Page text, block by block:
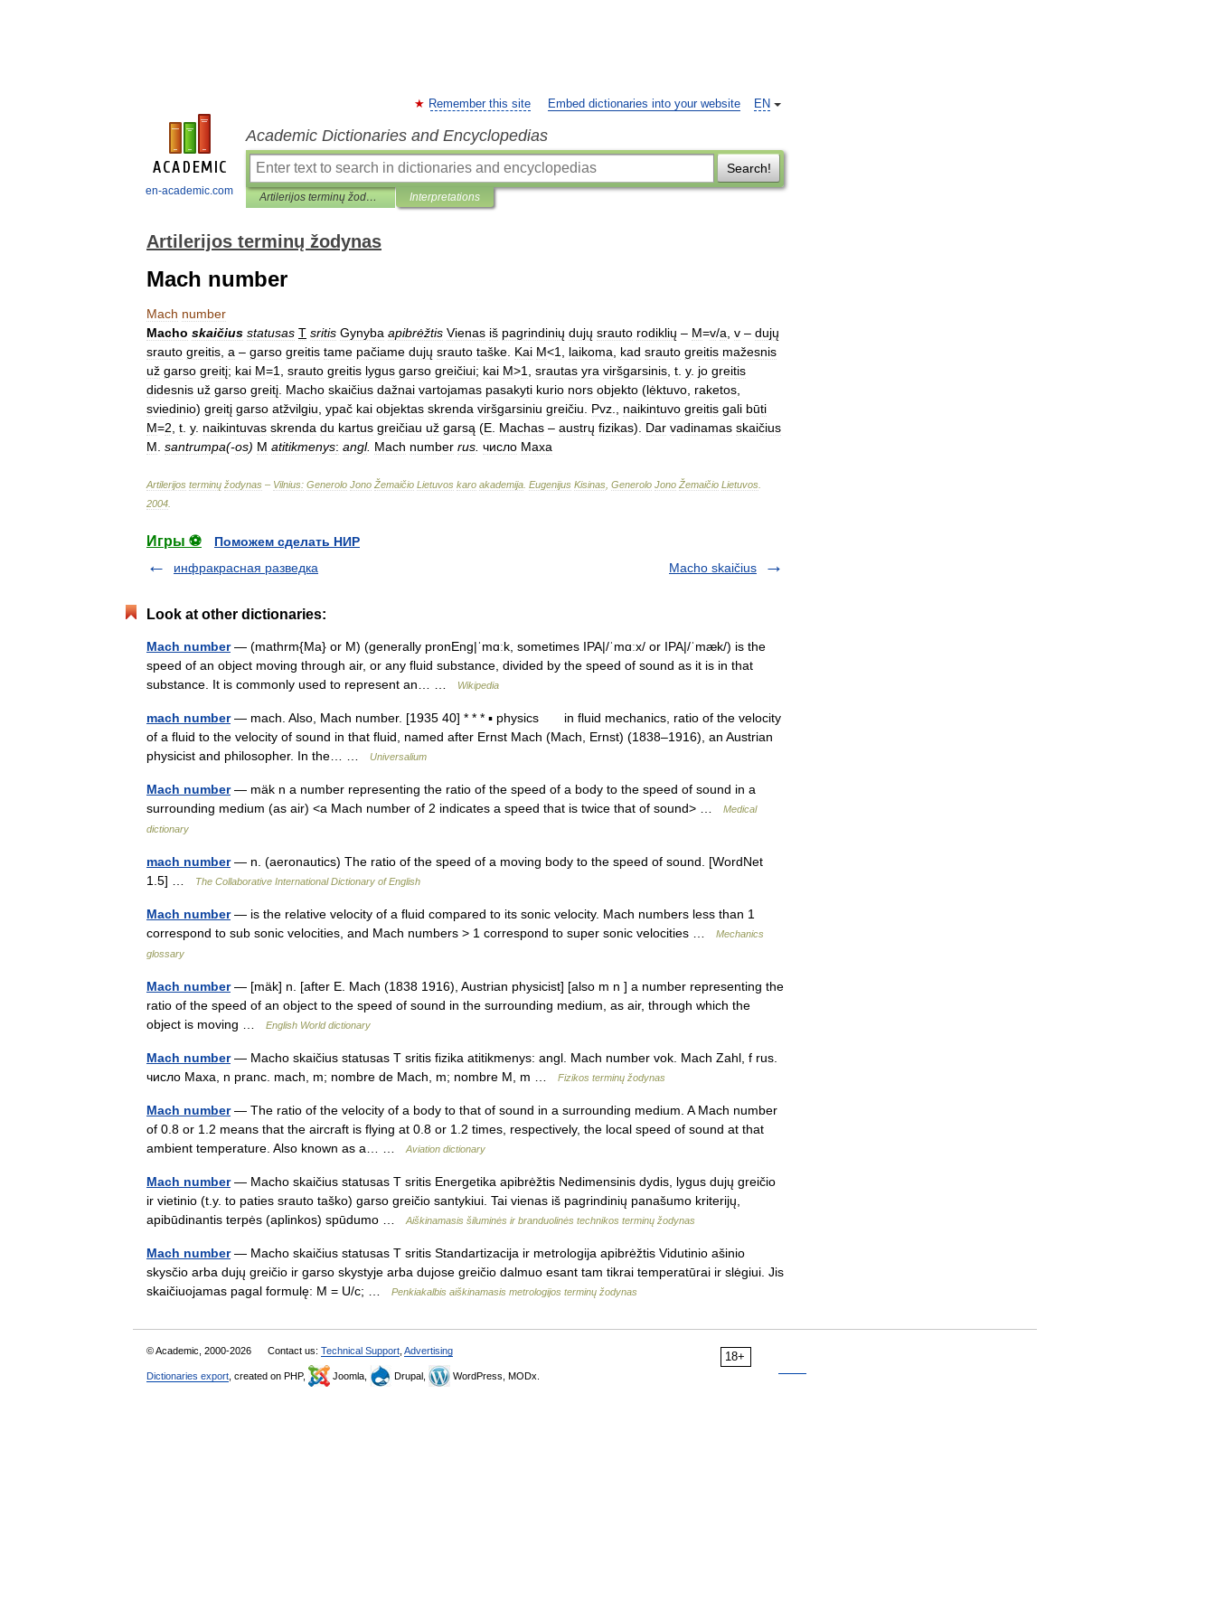
en-academic.com
EN
Remember this site Embed dictionaries into your website
Academic Dictionaries and Encyclopedias
Search!
Artilerijos terminų žodynas Interpretations
Artilerijos terminų žodynas
Mach number
Mach number
Macho skaičius statusas T sritis Gynyba apibrėžtis Vienas iš pagrindinių dujų srauto rodiklių – M=v/a v – dujų
srauto greitis a – garso greitis tame pačiame dujų srauto taške Kai M<1 laikoma kad srauto greitis mažesnis
už garso greitį; kai M=1 srauto greitis lygus garso greičiui; kai M>1 srautas yra viršgarsinis t y. jo greitis
didesnis už garso greitį Macho skaičius dažnai vartojamas pasakyti kurio nors objekto (lėktuvo raketos
sviedinio) greitį garso atžvilgiu ypač kai objektas skrenda viršgarsiniu greičiu Pvz naikintuvo greitis gali būti
M=2 t y. naikintuvas skrenda du kartus greičiau už garsą (E Machas – austrų fizikas). Dar vadinamas skaičius
M santrumpa(-os) M atitikmenys: angl. Mach number rus число Маха
Artilerijos terminų žodynas – Vilnius: Generolo Jono Žemaičio Lietuvos karo akademija Eugenijus Kisinas Generolo Jono Žemaičio Lietuvos
2004
Игры ⚽
Поможем сделать НИР
инфракрасная разведка
Macho skaičius
Look at other dictionaries:
Mach number— (mathrm{Ma} or M) (generally pronEng|ˈmɑːk, sometimes IPA|/ˈmɑːx/ or IPA|/ˈmæk/) is the
speed of an object moving through air, or any fluid substance, divided by the speed of sound as it is in that
substance. It is commonly used to represent an… …
Wikipedia
mach number— mach. Also, Mach number. [1935 40] * * * ▪ physics in fluid mechanics, ratio of the velocity
of a fluid to the velocity of sound in that fluid, named after Ernst Mach (Mach, Ernst) (1838–1916), an Austrian
physicist and philosopher. In the… …
Universalium
Mach number— mäk n a number representing the ratio of the speed of a body to the speed of sound in a
surrounding medium (as air) <a Mach number of 2 indicates a speed that is twice that of sound> …
Medical
dictionary
mach number— n. (aeronautics) The ratio of the speed of a moving body to the speed of sound. [WordNet
1.5] …
The Collaborative International Dictionary of English
Mach number— is the relative velocity of a fluid compared to its sonic velocity. Mach numbers less than 1
correspond to sub sonic velocities, and Mach numbers > 1 correspond to super sonic velocities …
Mechanics
glossary
Mach number— [mäk] n. [after E. Mach (1838 1916), Austrian physicist] [also m n ] a number representing the
ratio of the speed of an object to the speed of sound in the surrounding medium, as air, through which the
object is moving …
English World dictionary
Mach number— Macho skaičius statusas T sritis fizika atitikmenys: angl. Mach number vok. Mach Zahl, f rus.
число Маха, n pranc. mach, m; nombre de Mach, m; nombre M, m …
Fizikos terminų žodynas
Mach number— The ratio of the velocity of a body to that of sound in a surrounding medium. A Mach number
of 0.8 or 1.2 means that the aircraft is flying at 0.8 or 1.2 times, respectively, the local speed of sound at that
ambient temperature. Also known as a… …
Aviation dictionary
Mach number— Macho skaičius statusas T sritis Energetika apibrėžtis Nedimensinis dydis, lygus dujų greičio
ir vietinio (t.y. to paties srauto taško) garso greičio santykiui. Tai vienas iš pagrindinių panašumo kriterijų,
apibūdinantis terpės (aplinkos) spūdumo …
Aiškinamasis šiluminės ir branduolinės technikos terminų žodynas
Mach number— Macho skaičius statusas T sritis Standartizacija ir metrologija apibrėžtis Vidutinio ašinio
skysčio arba dujų greičio ir garso skystyje arba dujose greičio dalmuo esant tam tikrai temperatūrai ir slėgiui. Jis
skaičiuojamas pagal formulę: M = U/c; …
Penkiakalbis aiškinamasis metrologijos terminų žodynas
18+
© Academic, 2000-2026 Contact us: Technical Support Advertising
Dictionaries export , created on PHP, Joomla, Drupal, WordPress, MODx.